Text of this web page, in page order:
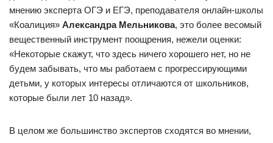
мнению эксперта ОГЭ и ЕГЭ, преподавателя онлайн-школы
«Коалиция» Александра Мельникова, это более весомый
вещественный инструмент поощрения, нежели оценки:
«Некоторые скажут, что здесь ничего хорошего нет, но не
будем забывать, что мы работаем с прогрессирующими
детьми, у которых интересы отличаются от школьников,
которые были лет 10 назад».
В целом же большинство экспертов сходятся во мнении,